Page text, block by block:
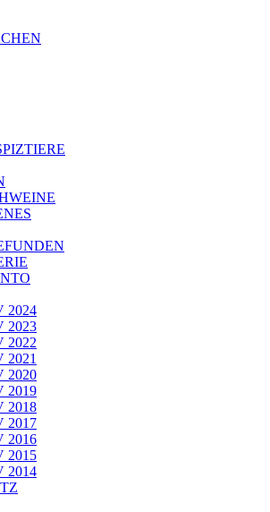
2024
2023
2022
2021
2020
2019
2018
2017
2016
2015
2014